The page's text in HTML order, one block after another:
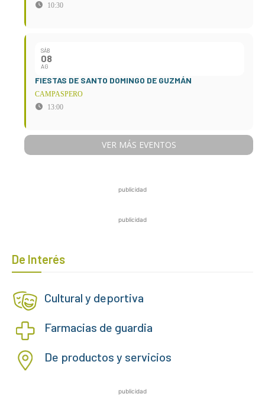
10:30
SÁB
08
AG
FIESTAS DE SANTO DOMINGO DE GUZMÁN
CAMPASPERO
13:00
VER MÁS EVENTOS
publicidad
publicidad
De Interés
Cultural y deportiva
Farmacias de guardia
De productos y servicios
publicidad